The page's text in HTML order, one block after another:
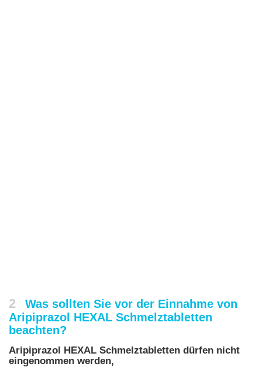
2
Was sollten Sie vor der Einnahme von
Aripiprazol HEXAL Schmelztabletten
beachten?
Aripiprazol HEXAL Schmelztabletten dürfen nicht
eingenommen werden,